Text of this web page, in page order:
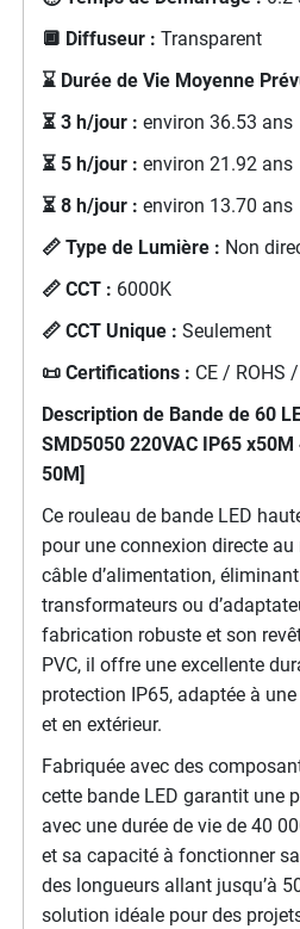
🔲 Diffuseur : Transparent
⌛ Durée de Vie Moyenne
⏳ 3 h/jour : environ 36.53 ans
⏳ 5 h/jour : environ 21.92 ans
⏳ 8 h/jour : environ 13.70 ans
📏 Type de Lumière : Non
📏 CCT : 6000K
📏 CCT Unique : Seulement
📜 Certifications : CE / ROHS
Description de Bande de 60
SMD5050 220VAC IP65
50M]
Ce rouleau de bande LED
pour une connexion directe
câble d’alimentation,
transformateurs ou
fabrication robuste et son
PVC, il offre une excellente
protection IP65, adaptée à
et en extérieur.
Fabriquée avec des
cette bande LED garantit une
avec une durée de vie de 40
et sa capacité à fonctionner
des longueurs allant jusqu’à
solution idéale pour des